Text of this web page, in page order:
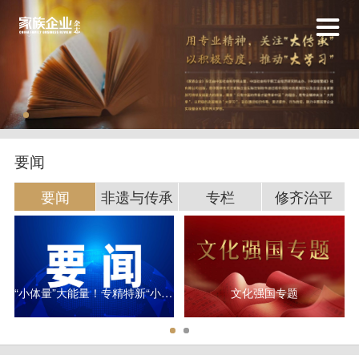
要闻
要闻 非遗与传承 专栏 修齐治平
“小体量”大能量！专精特新“小巨人”研发平均投入超3000万元 文化强国专题